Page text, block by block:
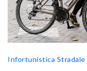
Infortunistica Stradale